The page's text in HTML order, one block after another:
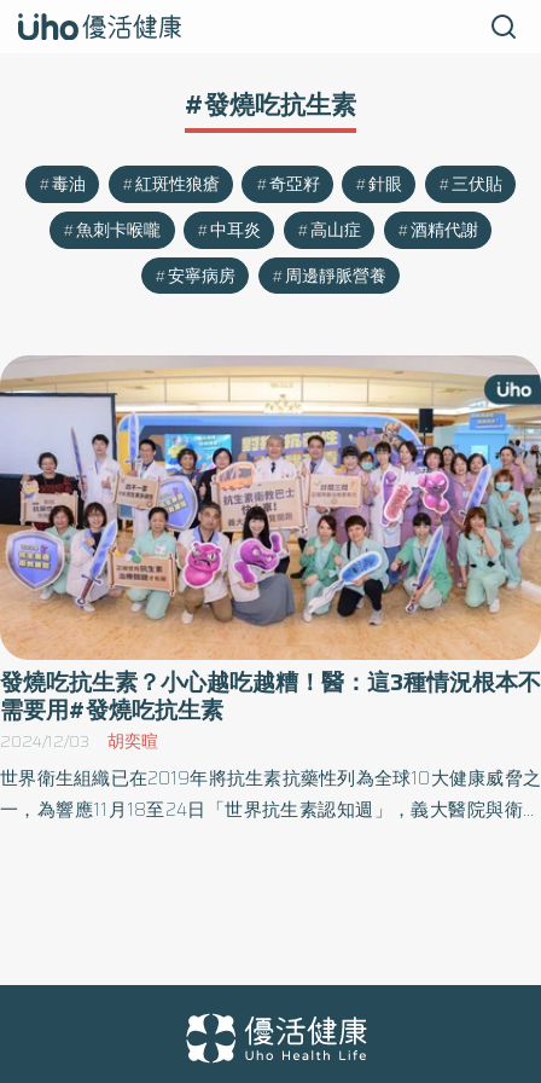
#發燒吃抗生素
毒油 紅斑性狼瘡 奇亞籽 針眼
三伏貼
魚刺卡喉嚨
中耳炎 高山症
酒精代謝
安寧病房
周邊靜脈營養
發燒吃抗生素？小心越吃越糟！醫：這3種情況根本不
需要用#發燒吃抗生素
2024/12/03 胡奕暄
世界衛生組織已在2019年將抗生素抗藥性列為全球10大健康威脅之
一，為響應11月18至24日「世界抗生素認知週」，義大醫院與衛生
出，臺灣的抗藥性比例在全球排名偏高，而抗生素新藥的開發速度
遠不及細菌產生抗藥性的速度，情況令人憂心。林俊農教授進一步